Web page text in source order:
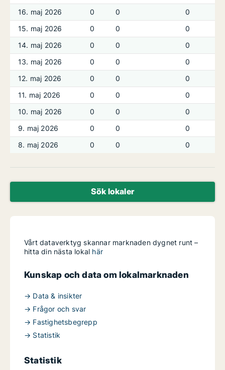
16. maj 2026
0 0
0
15. maj 2026
0 0
0
14. maj 2026
0 0
0
13. maj 2026
0 0
0
12. maj 2026
0 0
0
11. maj 2026
0 0
0
10. maj 2026
0 0
0
9. maj 2026
0 0
0
8. maj 2026
0 0 0
Sök lokaler
Vårt dataverktyg skannar marknaden dygnet runt –
hitta din nästa lokal här
Kunskap och data om lokalmarknaden
→ Data & insikter
→ Frågor och svar
→ Fastighetsbegrepp
→ Statistik
Statistik